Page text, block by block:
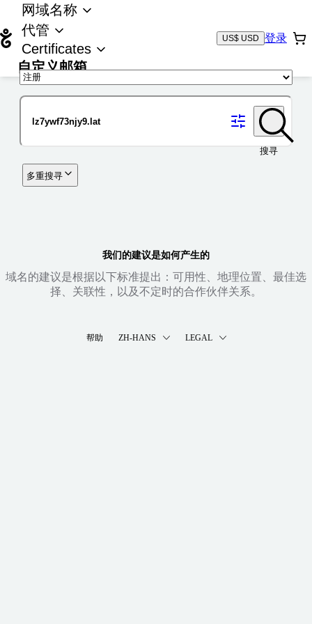
网域名称
代管
Certificates
自定义邮箱
US$ USD 登录
搜寻
多重搜寻
我们的建议是如何产生的
域名的建议是根据以下标准提出：可用性、地理位置、最佳选
择、关联性，以及不定时的合作伙伴关系。
帮助 ZH-HANS LEGAL